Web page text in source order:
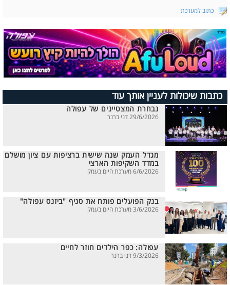
כתוב למערכת
כתבות שיכולות לעניין אותך עוד
נבחרת המצטיינים של עפולה
29/6/2026 דני ברנר
מגדל העמק שנה שישית ברציפות עם ציון מושלם
במדד השקיפות הארצי
6/6/2026 מערכת היום בעמק
בנק הפועלים פותח את סניף "ביזנס עפולה"
3/6/2026 מערכת היום בעמק
עפולה: כפר הילדים חוזר לחיים
9/3/2026 דני ברנר